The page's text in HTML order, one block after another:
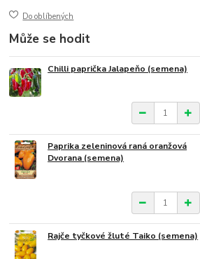
Do oblíbených
Může se hodit
Chilli paprička Jalapeňo (semena)
Paprika zeleninová raná oranžová
Dvorana (semena)
Rajče tyčkové žluté Taiko (semena)